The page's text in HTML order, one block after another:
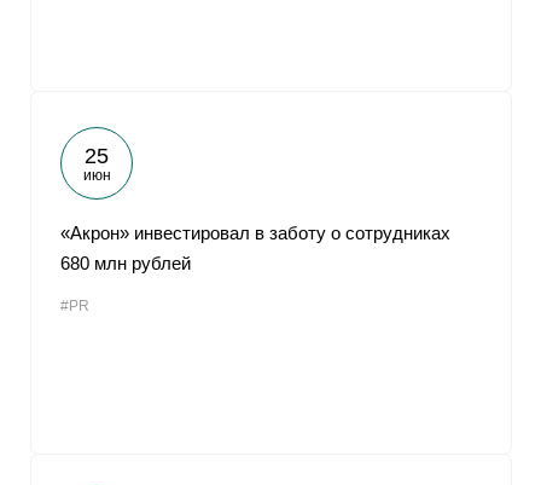
25
июн
«Акрон» инвестировал в заботу о сотрудниках
680 млн рублей
#PR